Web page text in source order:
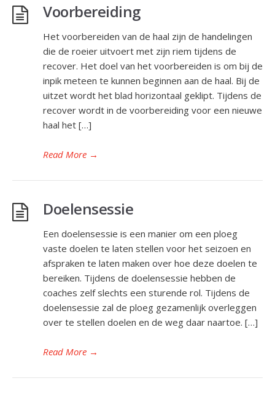
Voorbereiding
Het voorbereiden van de haal zijn de handelingen
die de roeier uitvoert met zijn riem tijdens de
recover. Het doel van het voorbereiden is om bij de
inpik meteen te kunnen beginnen aan de haal. Bij de
uitzet wordt het blad horizontaal geklipt. Tijdens de
recover wordt in de voorbereiding voor een nieuwe
haal het […]
Read More →
Doelensessie
Een doelensessie is een manier om een ploeg
vaste doelen te laten stellen voor het seizoen en
afspraken te laten maken over hoe deze doelen te
bereiken. Tijdens de doelensessie hebben de
coaches zelf slechts een sturende rol. Tijdens de
doelensessie zal de ploeg gezamenlijk overleggen
over te stellen doelen en de weg daar naartoe. […]
Read More →